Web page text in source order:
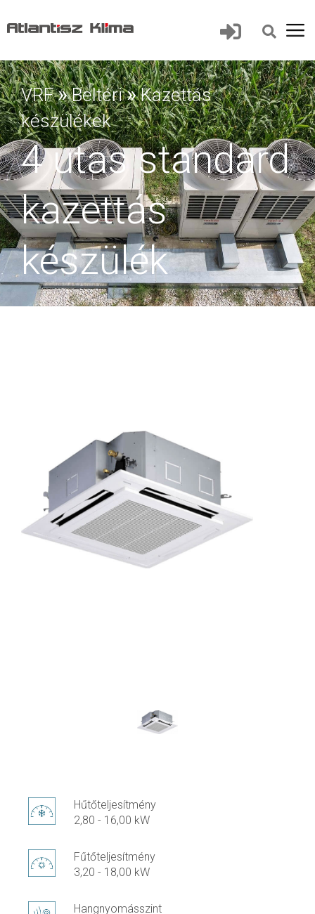
VRF » Beltéri » Kazettás
készülékek
4 utas standard
kazettás
készülék
Hűtőteljesítmény
2,80 - 16,00 kW
Fűtőteljesítmény
3,20 - 18,00 kW
Hangnyomásszint